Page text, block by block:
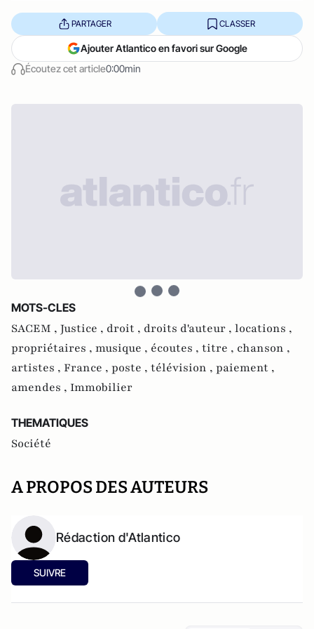
Écoutez cet article0:00min
PARTAGER CLASSER
Ajouter Atlantico en favori sur Google
MOTS-CLES
SACEM , Justice , droit , droits d'auteur , locations ,
propriétaires , musique , écoutes , titre , chanson ,
artistes , France , poste , télévision , paiement ,
amendes , Immobilier
THEMATIQUES
Société
A PROPOS DES AUTEURS
Rédaction d'Atlantico
SUIVRE